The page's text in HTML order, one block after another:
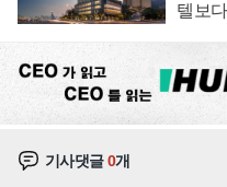
텔보
기사댓글0개